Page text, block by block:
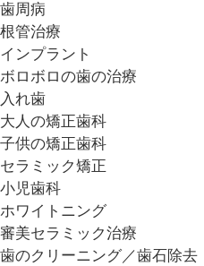
歯周病
根管治療
インプラント
ボロボロの歯の治療
入れ歯
大人の矯正歯科
子供の矯正歯科
セラミック矯正
小児歯科
ホワイトニング
審美セラミック治療
歯のクリーニング／歯石除去